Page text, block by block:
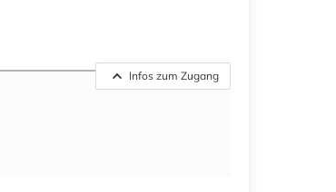
Infos zum Zugang